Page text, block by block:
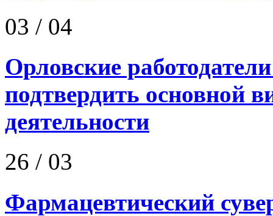
03 / 04
Орловские
подтвердить основной
деятельности
26 / 03
Фармацевтический